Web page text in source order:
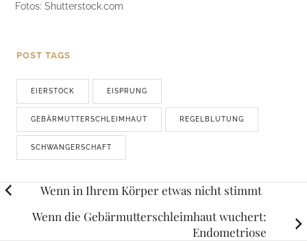
Fotos: Shutterstock.com
POST TAGS
EIERSTOCK EISPRUNG
GEBÄRMUTTERSCHLEIMHAUT REGELBLUTUNG
SCHWANGERSCHAFT
Posts
navigation
Wenn in Ihrem Körper etwas nicht stimmt
Wenn die Gebärmutterschleimhaut wuchert:
Endometriose